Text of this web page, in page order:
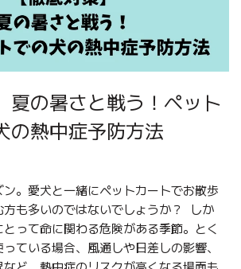
夏の暑さと戦う！ペット
の熱中症予防方法
。愛犬と一緒にペットカートでお散歩
方も多いのではないでしょうか？ しか
って命に関わる危険がある季節。とく
ている場合、風通しや日差しの影響、